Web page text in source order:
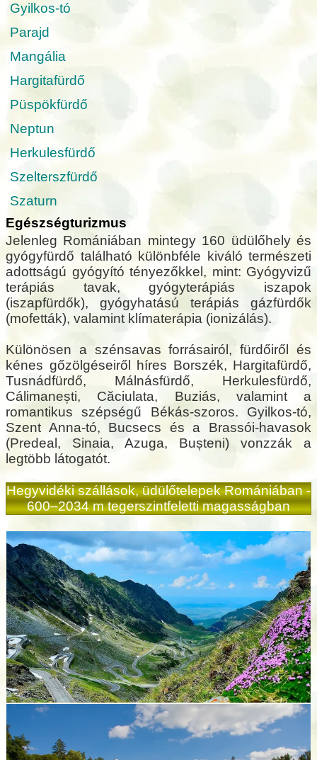
Gyilkos-tó
Parajd
Mangália
Hargitafürdő
Püspökfürdő
Neptun
Herkulesfürdő
Szelterszfürdő
Szaturn
Egészségturizmus
Jelenleg Romániában mintegy 160 üdülőhely és
gyógyfürdő található különbféle kiváló természeti
adottságú gyógyító tényezőkkel, mint: Gyógyvizű
terápiás tavak, gyógyterápiás iszapok
(iszapfürdők), gyógyhatású terápiás gázfürdők
(mofetták), valamint klímaterápia (ionizálás).
Különösen a szénsavas forrásairól, fürdőiről és
kénes gőzölgéseiről híres Borszék, Hargitafürdő,
Tusnádfürdő, Málnásfürdő, Herkulesfürdő,
Cálimanești, Căciulata, Buziás, valamint a
romantikus szépségű Békás-szoros. Gyilkos-tó,
Szent Anna-tó, Bucsecs és a Brassói-havasok
(Predeal, Sinaia, Azuga, Bușteni) vonzzák a
legtöbb látogatót.
Hegyvidéki szállások, üdülőtelepek Romániában -
600–2034m tegerszintfeletti magasságban